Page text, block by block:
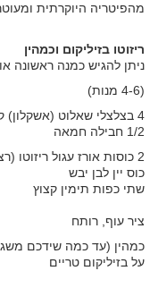
מהפיטריה היוקרתית
ריזוטו בזיליקום וכמהין
ניתן להגיש כמנה ראשונה
(4-6 מנות)
4 בצלצלי שאלוט (אשקלון) קצוצים דק
1/2 חבילה חמאה
2 כוסות אורז עגול ריזוטו (רצוי ארבוריו)
כוס יין לבן יבש
שתי כפות תימין קצוץ
ציר עוף, רותח
כמהין (עד כמה שידכם
על בזיליקום טריים